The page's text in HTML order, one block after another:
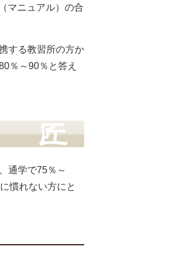
マニュアル）の合
する教習所の方か
％～90％と答え
通学で75％～
慣れない方にと